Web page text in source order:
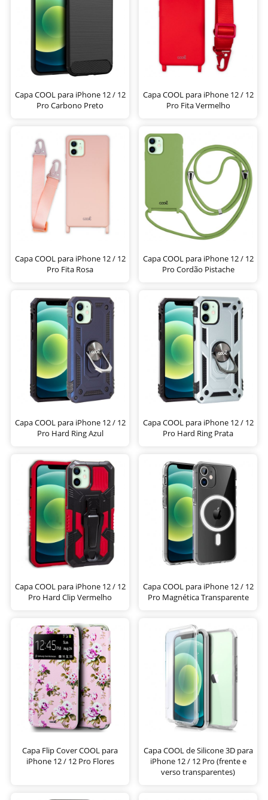
Capa COOL para iPhone 12 / 12
Pro Carbono Preto
Capa COOL para iPhone 12 / 12
Pro Fita Vermelho
Capa COOL para iPhone 12 / 12
Pro Fita Rosa
Capa COOL para iPhone 12 / 12
Pro Cordão Pistache
Capa COOL para iPhone 12 / 12
Pro Hard Ring Azul
Capa COOL para iPhone 12 / 12
Pro Hard Ring Prata
Capa COOL para iPhone 12 / 12
Pro Hard Clip Vermelho
Capa COOL para iPhone 12 / 12
Pro Magnética Transparente
Capa Flip Cover COOL para
iPhone 12 / 12 Pro Flores
Capa COOL de Silicone 3D para
iPhone 12 / 12 Pro (frente e
verso transparentes)